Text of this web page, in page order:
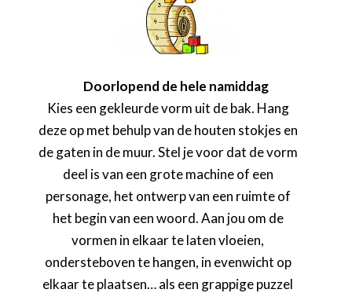
Doorlopend de hele namiddag
Kies een gekleurde vorm uit de bak. Hang
deze op met behulp van de houten stokjes en
de gaten in de muur. Stel je voor dat de vorm
deel is van een grote machine of een
personage, het ontwerp van een ruimte of
het begin van een woord. Aan jou om de
vormen in elkaar te laten vloeien,
ondersteboven te hangen, in evenwicht op
elkaar te plaatsen… als een grappige puzzel